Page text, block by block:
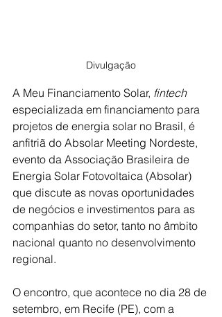
Divulgação
A Meu Financiamento Solar, fintech
especializada em financiamento para
projetos de energia solar no Brasil, é
anfitriã do Absolar Meeting Nordeste,
evento da Associação Brasileira de
Energia Solar Fotovoltaica (Absolar)
que discute as novas oportunidades
de negócios e investimentos para as
companhias do setor, tanto no âmbito
nacional quanto no desenvolvimento
regional.
O encontro, que acontece no dia 28 de
setembro, em Recife (PE), com a